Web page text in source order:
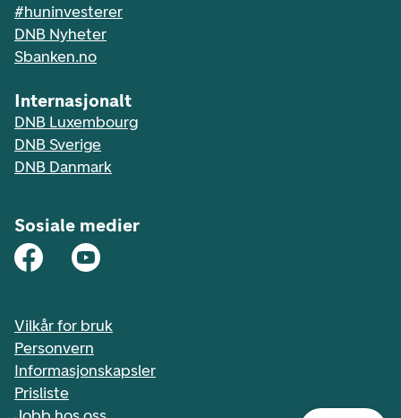
#huninvesterer
DNB Nyheter
Sbanken.no
Internasjonalt
DNB Luxembourg
DNB Sverige
DNB Danmark
Sosiale medier
Vilkår for bruk
Personvern
Informasjonskapsler
Prisliste